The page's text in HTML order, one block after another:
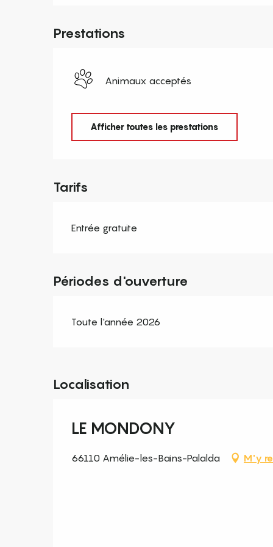
Prestations
Animaux acceptés
Afficher toutes les prestations
Tarifs
Entrée gratuite
Périodes d'ouverture
Toute l'année 2026
Localisation
LE MONDONY
66110 Amélie-les-Bains-Palalda M'y